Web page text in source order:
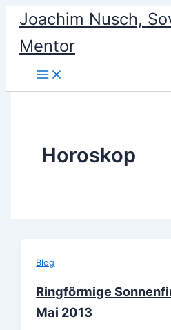
content
Joachim Nusch,
Mentor
Horoskop
Blog
Ringförmige
Mai 2013